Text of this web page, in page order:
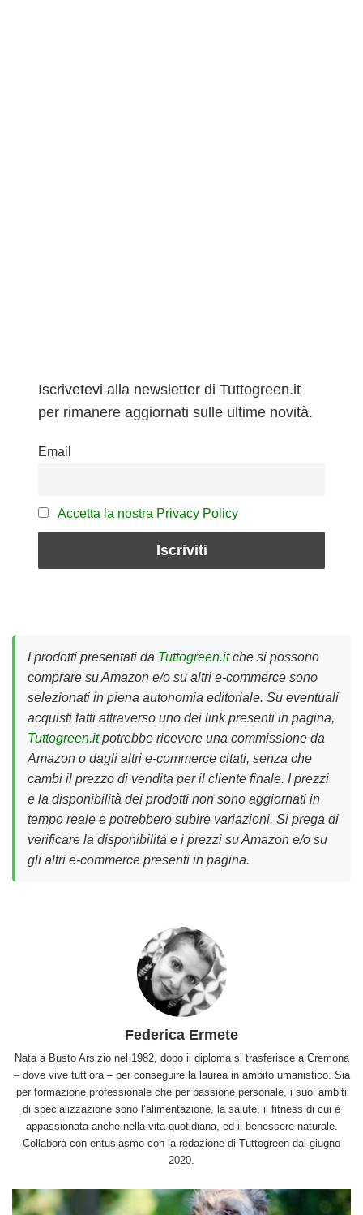
Iscrivetevi alla newsletter di Tuttogreen.it
per rimanere aggiornati sulle ultime novità.
Email
Accetta la nostra Privacy Policy
I prodotti presentati da Tuttogreen.itche si possono
comprare su Amazon e/o su altri e-commerce sono
selezionati in piena autonomia editoriale. Su eventuali
acquisti fatti attraverso uno dei link presenti in pagina,
Tuttogreen.itpotrebbe ricevere una commissione da
Amazon o dagli altri e-commerce citati, senza che
cambi il prezzo di vendita per il cliente finale. I prezzi
e la disponibilità dei prodotti non sono aggiornati in
tempo reale e potrebbero subire variazioni. Si prega di
verificare la disponibilità e i prezzi su Amazon e/o su
gli altri e-commerce presenti in pagina.
Federica Ermete
Nata a Busto Arsizio nel 1982, dopo il diploma si trasferisce a Cremona
– dove vive tutt’ora – per conseguire la laurea in ambito umanistico. Sia
per formazione professionale che per passione personale, i suoi ambiti
di specializzazione sono l’alimentazione, la salute, il fitness di cui è
appassionata anche nella vita quotidiana, ed il benessere naturale.
Collabora con entusiasmo con la redazione di Tuttogreen dal giugno
2020.
I